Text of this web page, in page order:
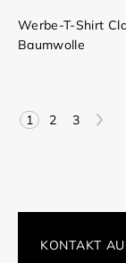
Werbe-T-Shirt
Baumwolle
1 2 3 >
KONTAKT